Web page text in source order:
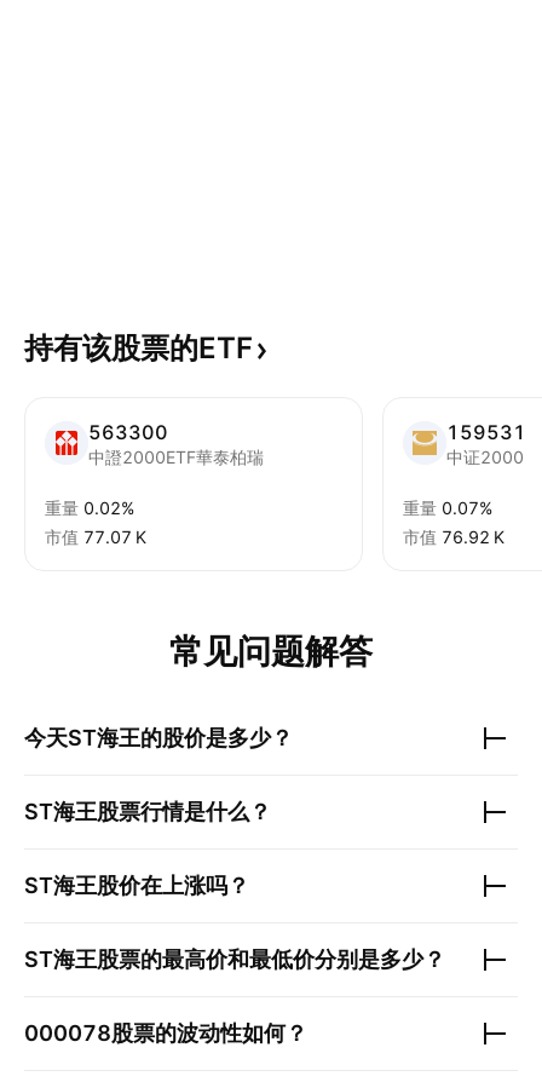
持有该股票的ETF
563300
中證2000ETF華泰柏瑞
重量 0.02%
市值 ‪77.07 K‬
159531
中证2000
重量 0.07%
市值 ‪76.92 K‬
常见问题解答
今天ST海王的股价是多少？
ST海王股票行情是什么？
ST海王股价在上涨吗？
ST海王股票的最高价和最低价分别是多少？
000078股票的波动性如何？